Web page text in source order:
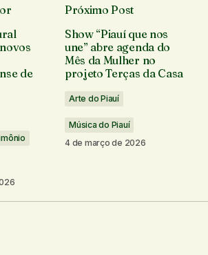
de e-mail não será publicado.
são marcados com *
sobre novos comentários por e-mail.
de
Próximo Post
Show “Piauí que nos
une” abre agenda do
Mês da Mulher no
projeto Terças da Casa
Arte do Piauí
Música do Piauí
4 de março de 2026